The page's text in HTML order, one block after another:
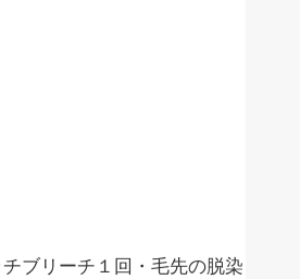
ブリーチ１回・毛先の脱染